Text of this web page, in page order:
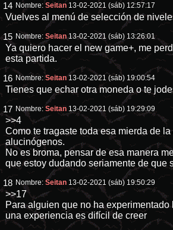
14 Nombre:Seitan 13-02-2021 (sáb) 12:57:17
Vuelves al menú de selección de
15 Nombre:Seitan 13-02-2021 (sáb) 13:26:01
Ya quiero hacer el new game+, me
esta partida.
16 Nombre:Seitan 13-02-2021 (sáb) 19:00:54
Tienes que echar otra moneda o te
17 Nombre:Seitan 13-02-2021 (sáb) 19:29:09
>>4
Como te tragaste toda esa mierda de
alucinógenos.
No es broma, pensar de esa manera
que estoy dudando seriamente de que
18 Nombre:Seitan 13-02-2021 (sáb) 19:50:29
>>17
Para alguien que no ha
una experiencia es difícil de creer